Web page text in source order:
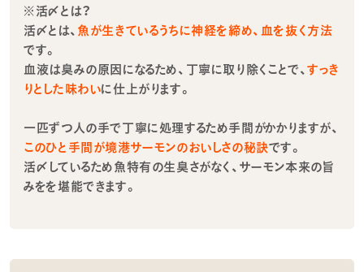
※活〆とは？
活〆とは、魚が生きているうちに神経を締め、血を抜く方法
です。
血液は臭みの原因になるため、丁寧に取り除くことで、すっき
りとした味わいに仕上がります。
一匹ずつ人の手で丁寧に処理するため手間がかかりますが、
このひと手間が境港サーモンのおいしさの秘訣です。
活〆しているため魚特有の生臭さがなく、サーモン本来の旨
みをを堪能できます。